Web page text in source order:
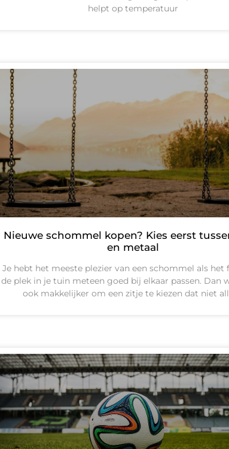
helpt op temperatuur
Nieuwe schommel kopen? Kies eerst
en metaal
Je hebt het meeste plezier van een schommel als het
de plek in je tuin meteen goed bij elkaar passen. Dan
ook makkelijker om een zitje te kiezen dat niet